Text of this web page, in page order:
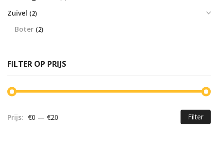
Zuivel (2)
Boter (2)
FILTER OP PRIJS
Filter
Prijs: €0 — €20